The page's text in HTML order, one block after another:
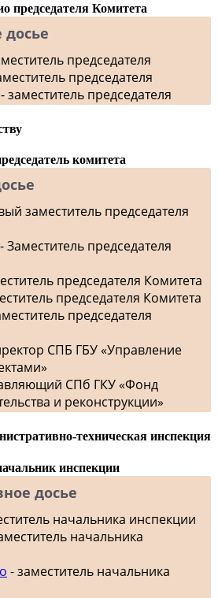
председателя Комитета
председателя
председателя
- заместитель председателя
комитета
заместитель председателя
- Заместитель председателя
председателя Комитета
председателя Комитета
председателя
СПБ ГБУ «Управление
СПб ГКУ «Фонд
и реконструкции»
техническая инспекция
инспекции
досье
начальника инспекции
начальника
- заместитель начальника